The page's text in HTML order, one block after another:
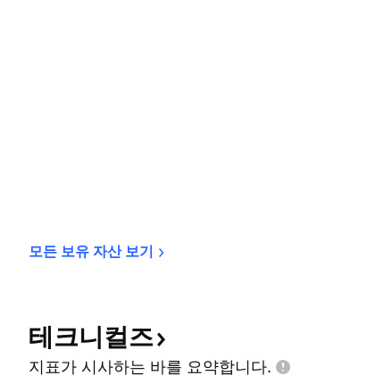
모든 보유 자산 보기
테크니컬즈
지표가 시사하는 바를 요약합니다.